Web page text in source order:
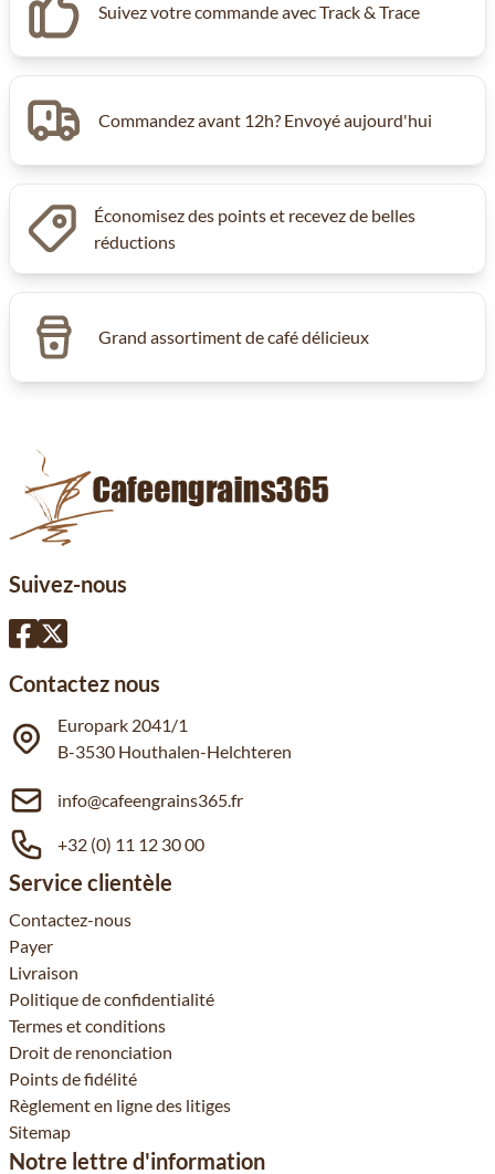
Suivez votre commande avec Track & Trace
Commandez avant 12h? Envoyé aujourd'hui
Économisez des points et recevez de belles
réductions
Grand assortiment de café délicieux
Suivez-nous
Contactez nous
Europark 2041/1
B-3530 Houthalen-Helchteren
info@cafeengrains365.fr
+32 (0) 11 12 30 00
Service clientèle
Contactez-nous
Payer
Livraison
Politique de confidentialité
Termes et conditions
Droit de renonciation
Points de fidélité
Règlement en ligne des litiges
Sitemap
Notre lettre d'information